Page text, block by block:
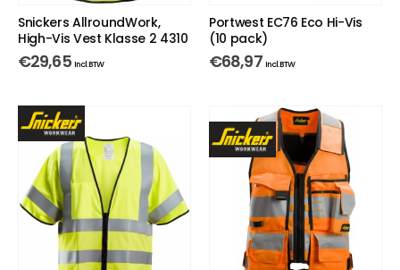
Snickers AllroundWork,
High-Vis Vest Klasse 2 4310
€29,65 Incl. BTW
Portwest EC76 Eco Hi-Vis
(10 pack)
€68,97 Incl. BTW